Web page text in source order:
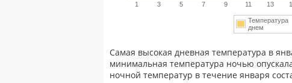
1 3 5 7 9 11 13
Температура
днем
Самая высокая дневная температура в
минимальная температура ночью
ночной температур в течение января